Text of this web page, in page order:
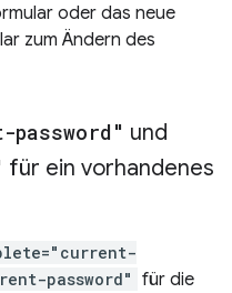
oder das neue
zum Ändern des
password" und
für ein vorhandenes
password" für die